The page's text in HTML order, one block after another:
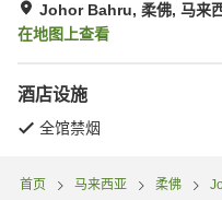
Johor Bahru, 柔佛, 马来
在地图上查看
酒店设施
全馆禁烟
首页 马来西亚 柔佛